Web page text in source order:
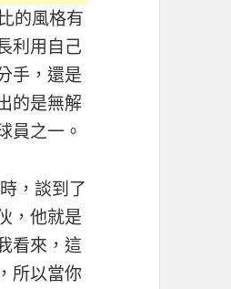
的風格有
利用自己
手，還是
的是無解
員之一。
，談到了
，他就是
看來，這
所以當你